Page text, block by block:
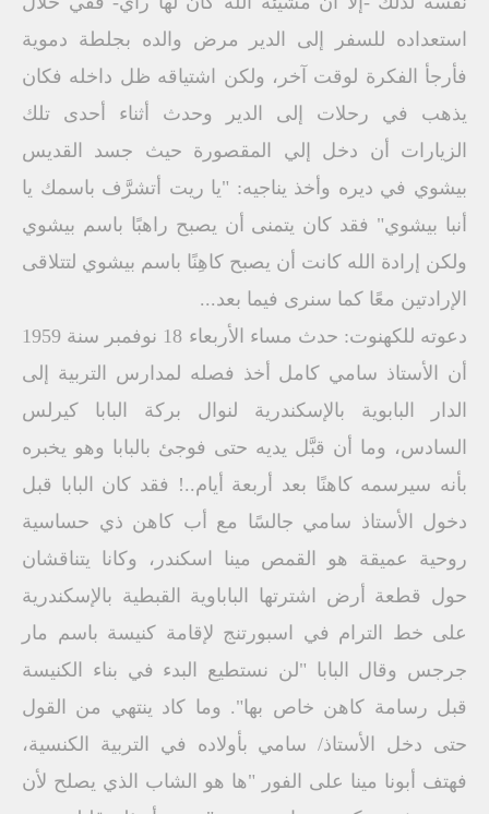
استعداده للسفر إلى الدير مرض والده بجلطة دموية
فأرجأ الفكرة لوقت آخر، ولكن اشتياقه ظل داخله فكان
يذهب في رحلات إلى الدير وحدث أثناء أحدى تلك
الزيارات أن دخل إلي المقصورة حيث جسد القديس
بيشوي في ديره وأخذ يناجيه: "يا ريت أتشرَّف باسمك يا
أنبا بيشوي" فقد كان يتمنى أن يصبح راهبًا باسم بيشوي
ولكن إرادة الله كانت أن يصبح كاهِنًا باسم بيشوي لتتلاقى
الإرادتين معًا كما سنرى فيما بعد...
دعوته للكهنوت: حدث مساء الأربعاء 18 نوفمبر سنة 1959
أن الأستاذ سامي كامل أخذ فصله لمدارس التربية إلى
الدار البابوية بالإسكندرية لنوال بركة البابا كيرلس
السادس، وما أن قبَّل يديه حتى فوجئ بالبابا وهو يخبره
بأنه سيرسمه كاهنًا بعد أربعة أيام..! فقد كان البابا قبل
دخول الأستاذ سامي جالسًا مع أب كاهن ذي حساسية
روحية عميقة هو القمص مينا اسكندر، وكانا يتناقشان
حول قطعة أرض اشترتها الباباوية القبطية بالإسكندرية
على خط الترام في اسبورتنج لإقامة كنيسة باسم مار
جرجس وقال البابا "لن نستطيع البدء في بناء الكنيسة
قبل رسامة كاهن خاص بها". وما كاد ينتهي من القول
حتى دخل الأستاذ/ سامي بأولاده في التربية الكنسية،
فهتف أبونا مينا على الفور "ها هو الشاب الذي يصلح لأن